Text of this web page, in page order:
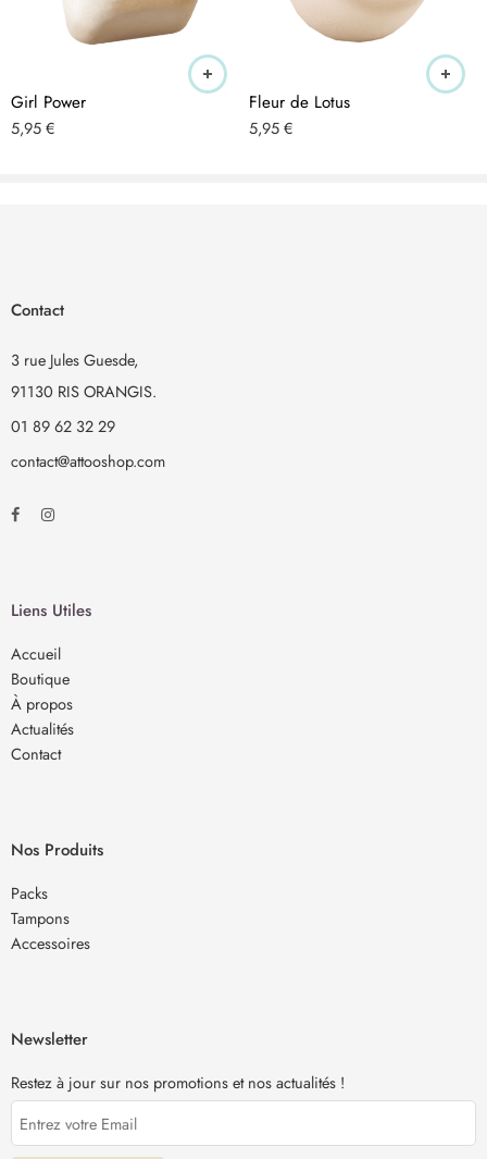
enfants. Ils sont strictement contrôlés conformément à la directive
cosmétique européenne n° 1223/2009 et peuvent être utilisés pour
APPLICATION – appliquez sur la peau nettoyée à l’alcool en
jusqu’à 3 jours, selon le type de peau. Important : vous avez besoin
Girl Power
5,95€
Fleur de Lotus
5,95€
Contact
3 rue Jules Guesde,
91130 RIS ORANGIS.
01 89 62 32 29
contact@attooshop.com
Liens Utiles
Accueil
Boutique
À propos
Actualités
Contact
Nos Produits
Packs
Tampons
Accessoires
Newsletter
Restez à jour sur nos promotions et nos actualités !